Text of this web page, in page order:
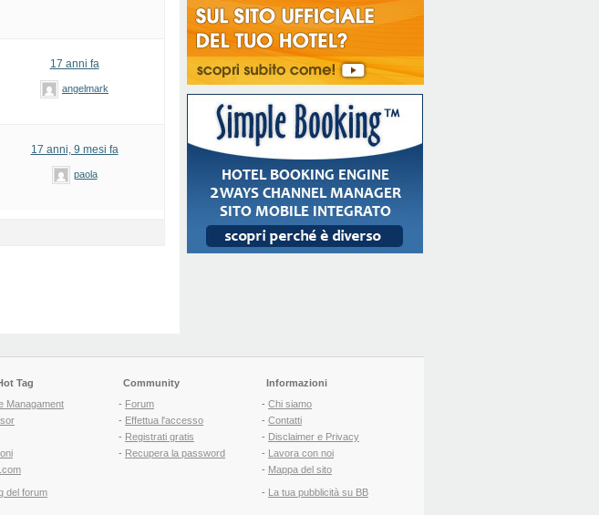
17 anni fa
angelmark
17 anni, 9 mesi fa
paola
Tag
Managament
del forum
Community
- Forum
- Effettua l'accesso
- Registrati gratis
- Recupera la password
Informazioni
- Chi siamo
- Contatti
- Disclaimer e Privacy
- Lavora con noi
- Mappa del sito
- La tua pubblicità su BB